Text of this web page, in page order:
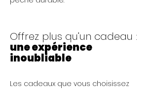
Offrez plus qu’un cadeau :
une expérience
inoubliable
Les cadeaux que vous choisissez